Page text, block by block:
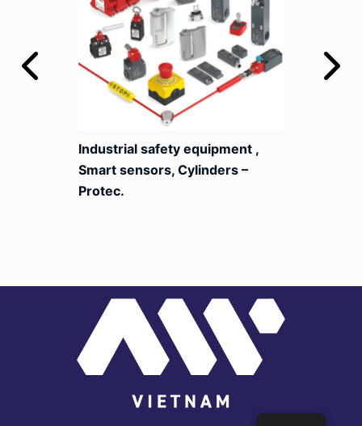
Industrial safety equipment ,
Smart sensors, Cylinders –
Protec.